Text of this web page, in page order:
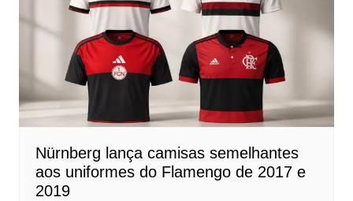
Nürnberg lança camisas semelhantes
aos uniformes do Flamengo de 2017 e
2019